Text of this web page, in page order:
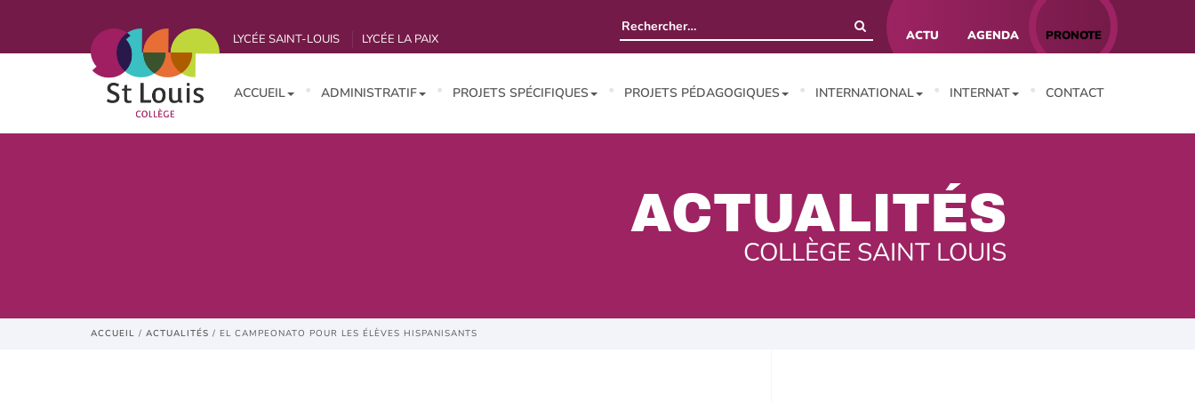
LYCÉE SAINT-LOUIS LYCÉE LA PAIX
Rechercher :
PRONOTE
AGENDA
ACTU
ACCUEIL ADMINISTRATIF PROJETS SPÉCIFIQUES PROJETS PÉDAGOGIQUES INTERNATIONAL INTERNAT CONTACT
ACTUALITÉS
COLLÈGE SAINT LOUIS
ACCUEIL / ACTUALITÉS / EL CAMPEONATO POUR LES ÉLÈVES HISPANISANTS